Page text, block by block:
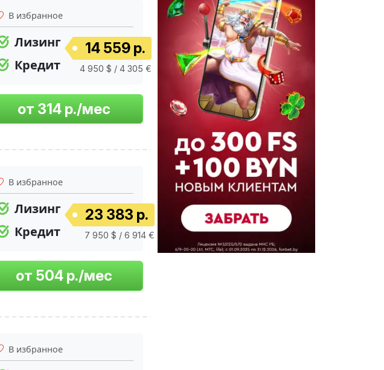
В избранное
Лизинг
Кредит
14 559 р.
4 950 $ / 4 305 €
В избранное
Лизинг
Кредит
23 383 р.
7 950 $ / 6 914 €
В избранное